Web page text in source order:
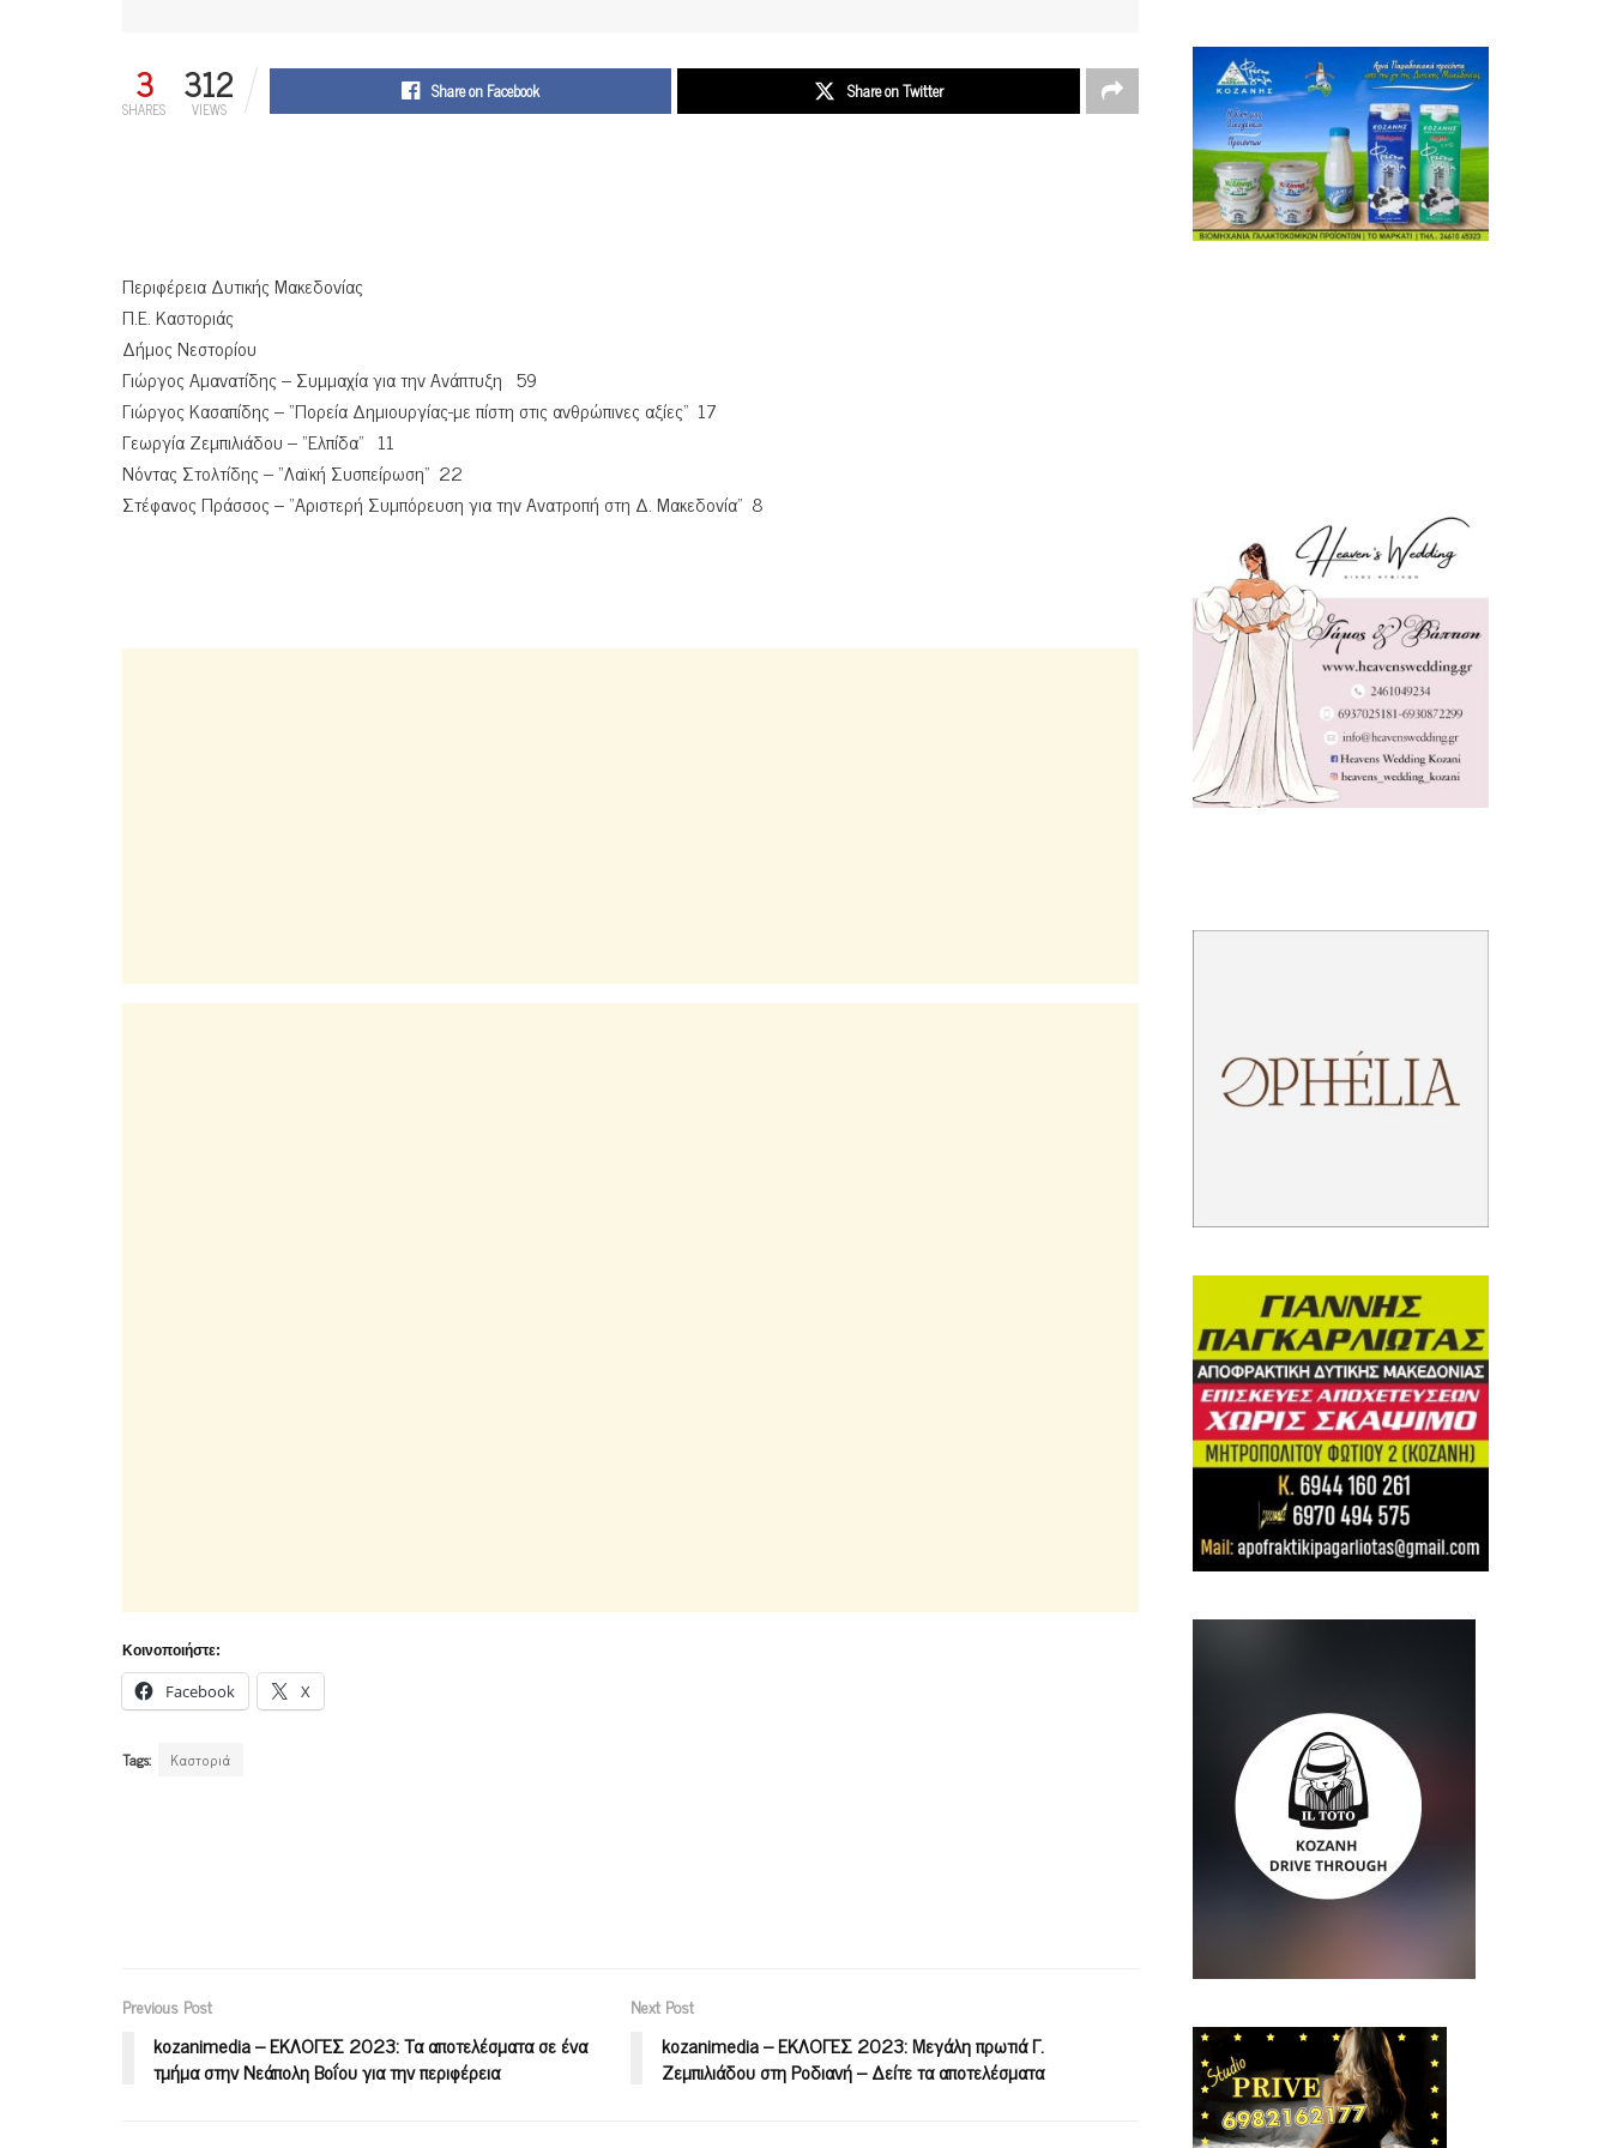
3
SHARES 312
VIEWS
Share on Facebook Share on Twitter
Περιφέρεια Δυτικής Μακεδονίας
Π.Ε. Καστοριάς
Δήμος Νεστορίου
Γιώργος Αμανατίδης – Συμμαχία για την Ανάπτυξη 59
Γιώργος Κασαπίδης – “Πορεία Δημιουργίας-με πίστη στις ανθρώπινες αξίες” 17
Γεωργία Ζεμπιλιάδου – “Ελπίδα” 11
Νόντας Στολτίδης – “Λαϊκή Συσπείρωση” 22
Στέφανος Πράσσος – “Αριστερή Συμπόρευση για την Ανατροπή στη Δ. Μακεδονία” 8
Κοινοποιήστε:
Facebook X
Tags: Καστοριά
Previous Post
kozanimedia – ΕΚΛΟΓΕΣ 2023: Τα αποτελέσματα σε ένα
τμήμα στην Νεάπολη Βοΐου για την περιφέρεια
Next Post
kozanimedia – ΕΚΛΟΓΕΣ 2023: Μεγάλη πρωτιά Γ.
Ζεμπιλιάδου στη Ροδιανή – Δείτε τα αποτελέσματα